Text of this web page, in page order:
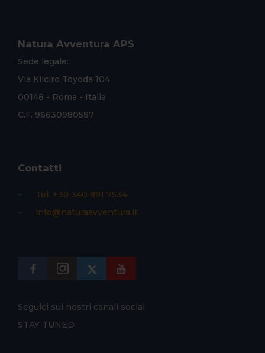
Natura Avventura APS
Sede legale:
Via Kiiciro Toyoda 104
00148 - Roma - Italia
C.F. 96630980587
Contatti
Tel. +39 340 891 7534
info@naturaavventura.it
Seguici sui nostri canali social
STAY TUNED